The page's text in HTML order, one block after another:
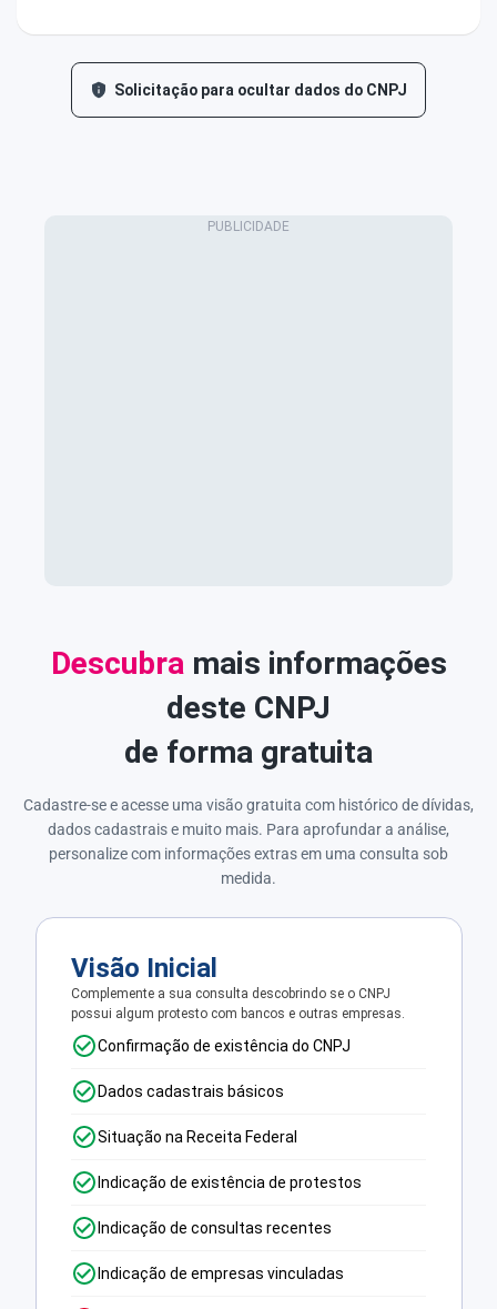
Solicitação para ocultar dados do CNPJ
Descubra mais informações
deste CNPJ
de forma gratuita
Cadastre-se e acesse uma visão gratuita com histórico de dívidas,
dados cadastrais e muito mais. Para aprofundar a análise,
personalize com informações extras em uma consulta sob
medida.
Visão Inicial
Complemente a sua consulta descobrindo se o CNPJ
possui algum protesto com bancos e outras empresas.
Confirmação de existência do CNPJ
Dados cadastrais básicos
Situação na Receita Federal
Indicação de existência de protestos
Indicação de consultas recentes
Indicação de empresas vinculadas